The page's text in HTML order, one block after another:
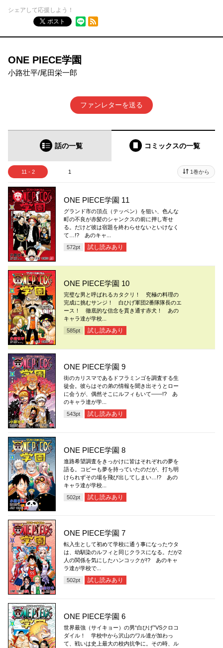
シェアして応援しよう！
ポスト
RSSフィード
ONE PIECE学園
小路壮平/尾田栄一郎
ファンレターを送る
話の一覧 コミックスの一覧
11 - 2 1 1巻から
ONE PIECE学園 11
グランド市の頂点（テッペン）を狙い、色んな
町の不良が赤髪のシャンクスの前に押し寄せ
る。だけど彼は宿題を終わらせないといけなく
て…!? あのキャ...
572pt 試し読みあり
ONE PIECE学園 10
完璧な男と呼ばれるカタクリ！ 究極の料理の
完成に挑むサンジ！ 白ひげ軍団2番隊隊長のエ
ース！ 徹底的な信念を貫き通す赤犬！ あの
キャラ達が学校...
585pt 試し読みあり
ONE PIECE学園 9
街のカリスマであるドフラミンゴを調査する生
徒会。彼らはその弟の情報を聞き出そうとロー
に会うが、偶然そこにルフィもいて――!? あ
のキャラ達が学...
543pt 試し読みあり
ONE PIECE学園 8
進路希望調査をきっかけに皆はそれぞれの夢を
語る。コビーも夢を持っていたのだが、打ち明
けられずその場を飛び出してしまい…!? あの
キャラ達が学校...
502pt 試し読みあり
ONE PIECE学園 7
転入生として初めて学校に通う事になったウタ
は、幼馴染のルフィと同じクラスになる。だが2
人の関係を気にしたハンコックが!? あのキャ
ラ達が学校で...
502pt 試し読みあり
ONE PIECE学園 6
世界最強（サイキョー）の男“白ひげ”VSクロコ
ダイル！ 学校中から沢山のワル達が加わっ
て、戦いは史上最大の校内抗争に。その時、ル